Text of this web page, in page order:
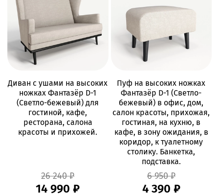
Диван с ушами на высоких
ножках Фантазёр D-1
(Светло-бежевый) для
гостиной, кафе,
ресторана, салона
красоты и прихожей.
26 240 ₽
14 990 ₽
Пуф на высоких ножках
Фантазёр D-1 (Светло-
бежевый) в офис, дом,
салон красоты, прихожая,
гостиная, на кухню, в
кафе, в зону ожидания, в
коридор, к туалетному
столику. Банкетка,
подставка.
6 950 ₽
4 390 ₽